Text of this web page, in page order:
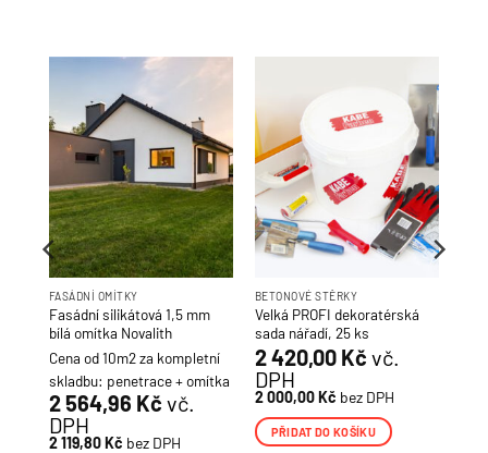
FASÁDNÍ OMÍTKY
Fasádní silikátová 1,5 mm
bílá omítka Novalith
Cena od 10m2 za kompletní
skladbu: penetrace + omítka
2 564,96 Kč vč.
DPH
2 119,80Kč bez DPH
BETONOVÉ STĚRKY
Velká PROFI dekoratérská
sada nářadí, 25 ks
2 420,00 Kč vč.
DPH
2 000,00Kč bez DPH
PŘIDAT DO KOŠÍKU